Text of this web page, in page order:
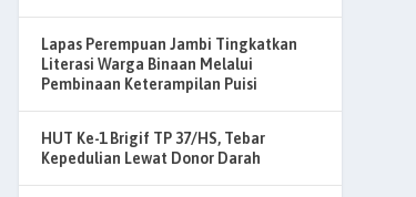
Lapas Perempuan Jambi Tingkatkan
Literasi Warga Binaan Melalui
Pembinaan Keterampilan Puisi
HUT Ke-1 Brigif TP 37/HS, Tebar
Kepedulian Lewat Donor Darah